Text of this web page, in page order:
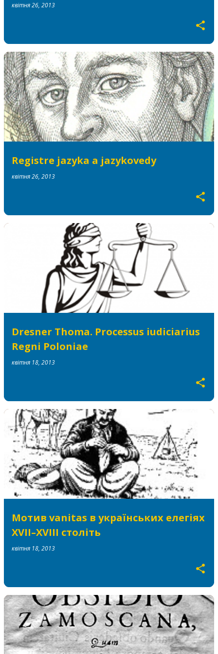
квітня 26, 2013
Registre jazyka a jazykovedy
квітня 26, 2013
Dresner Thoma. Processus iudiciarius
Regni Poloniae
квітня 18, 2013
Мотив vanitas в українських елегіях
ХVІІ–ХVІІІ століть
квітня 18, 2013